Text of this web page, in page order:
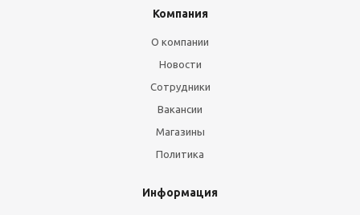
Компания
О компании
Новости
Сотрудники
Вакансии
Магазины
Политика
Информация